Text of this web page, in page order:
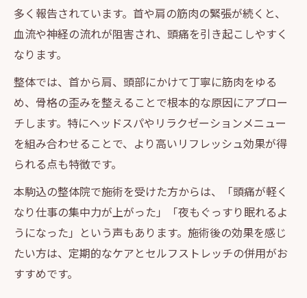
多く報告されています。首や肩の筋肉の緊張が続くと、
血流や神経の流れが阻害され、頭痛を引き起こしやすく
なります。
整体では、首から肩、頭部にかけて丁寧に筋肉をゆる
め、骨格の歪みを整えることで根本的な原因にアプロー
チします。特にヘッドスパやリラクゼーションメニュー
を組み合わせることで、より高いリフレッシュ効果が得
られる点も特徴です。
本駒込の整体院で施術を受けた方からは、「頭痛が軽く
なり仕事の集中力が上がった」「夜もぐっすり眠れるよ
うになった」という声もあります。施術後の効果を感じ
たい方は、定期的なケアとセルフストレッチの併用がお
すすめです。